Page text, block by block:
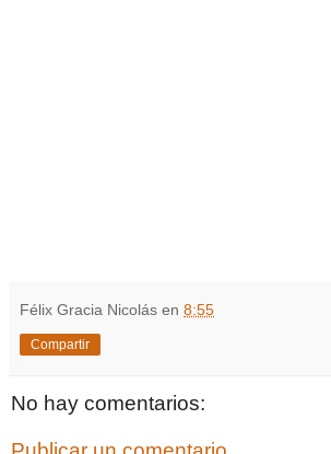
Félix Gracia Nicolás en 8:55
Compartir
No hay comentarios: